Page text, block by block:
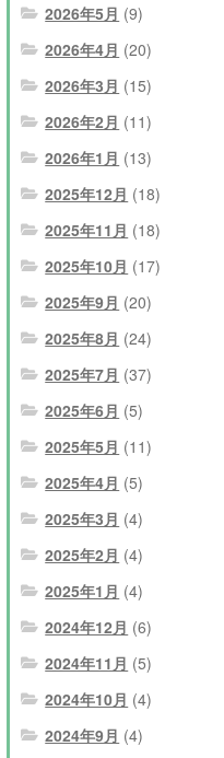
2026年5月 (9)
2026年4月 (20)
2026年3月 (15)
2026年2月 (11)
2026年1月 (13)
2025年12月 (18)
2025年11月 (18)
2025年10月 (17)
2025年9月 (20)
2025年8月 (24)
2025年7月 (37)
2025年6月 (5)
2025年5月 (11)
2025年4月 (5)
2025年3月 (4)
2025年2月 (4)
2025年1月 (4)
2024年12月 (6)
2024年11月 (5)
2024年10月 (4)
2024年9月 (4)